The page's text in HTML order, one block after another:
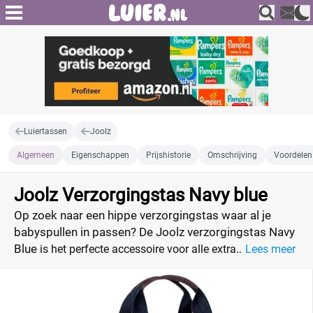
Luiertassen Joolz
Algemeen Eigenschappen Prijshistorie Omschrijving
Joolz Verzorgingstas Navy blue
Op zoek naar een hippe verzorgingstas waar al je
babyspullen in passen? De Joolz verzorgingstas Navy
Blue is het perfecte accessoire voor alle extra
praktische en handige vakken, waaronder een geïsoleerd
vak om flesjes warm of gekoeld te houden. Je krijgt bij
Lees meer